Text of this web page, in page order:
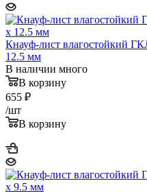
Кнауф-лист влагостойкий
12.5 мм
В наличии много
В корзину
655 ₽
/шт
В корзину